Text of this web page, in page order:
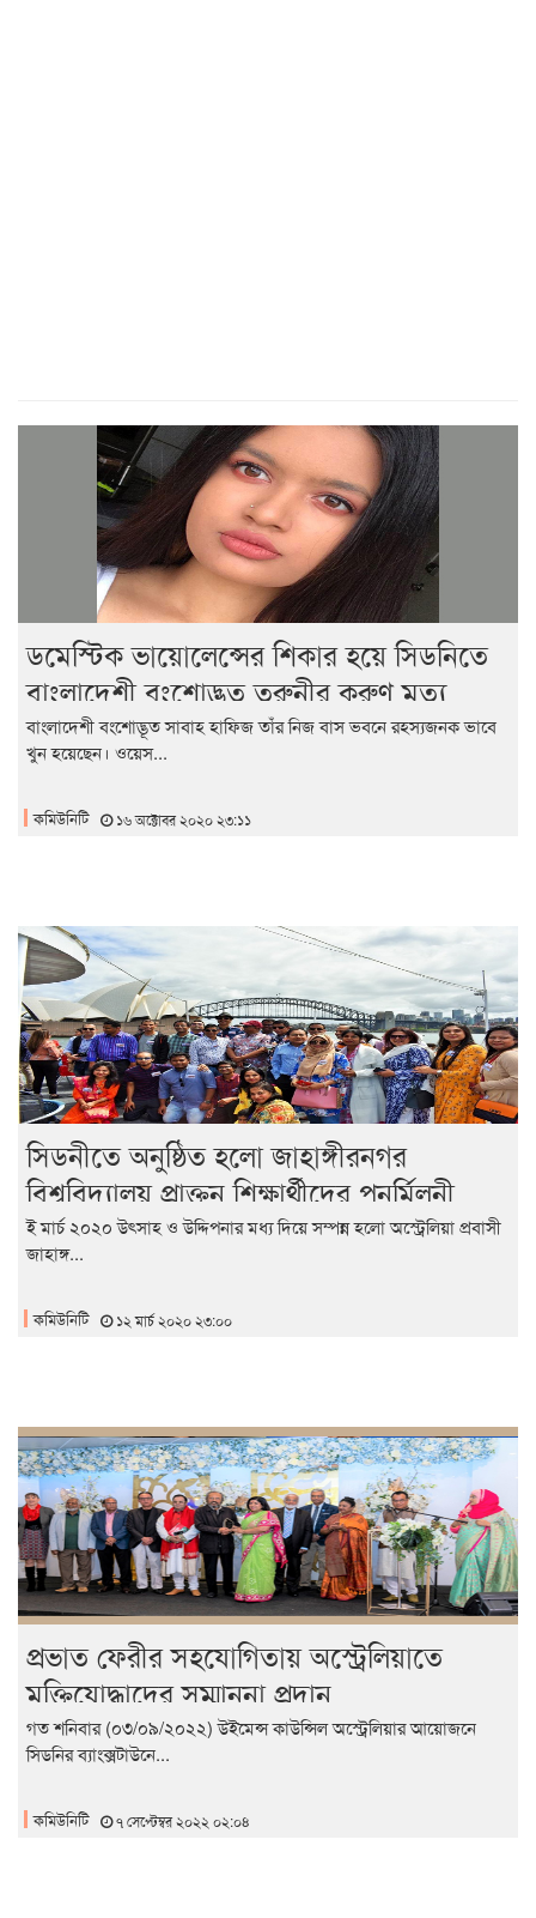
ডমেস্টিক ভায়োলেন্সের শিকার হয়ে সিডনিতে
বাংলাদেশী বংশোদ্ভূত তরুনীর করুণ মৃত্যু
বাংলাদেশী বংশোদ্ভূত সাবাহ হাফিজ তাঁর নিজ বাস ভবনে রহস্যজনক ভাবে
খুন হয়েছেন। ওয়েস...
কমিউনিটি ১৬ অক্টোবর ২০২০ ২৩:১১
সিডনীতে অনুষ্ঠিত হলো জাহাঙ্গীরনগর
বিশ্ববিদ্যালয় প্রাক্তন শিক্ষার্থীদের পুনর্মিলনী
২০২০
ই মার্চ ২০২০ উৎসাহ ও উদ্দিপনার মধ্য দিয়ে সম্পন্ন হলো অস্ট্রেলিয়া প্রবাসী
জাহাঙ্গ...
কমিউনিটি ১২ মার্চ ২০২০ ২৩:০০
প্রভাত ফেরীর সহযোগিতায় অস্ট্রেলিয়াতে
মুক্তিযোদ্ধাদের সম্মাননা প্রদান
গত শনিবার (০৩/০৯/২০২২) উইমেন্স কাউন্সিল অস্ট্রেলিয়ার আয়োজনে
সিডনির ব্যাংক্সটাউনে...
কমিউনিটি ৭ সেপ্টেম্বর ২০২২ ০২:০৪